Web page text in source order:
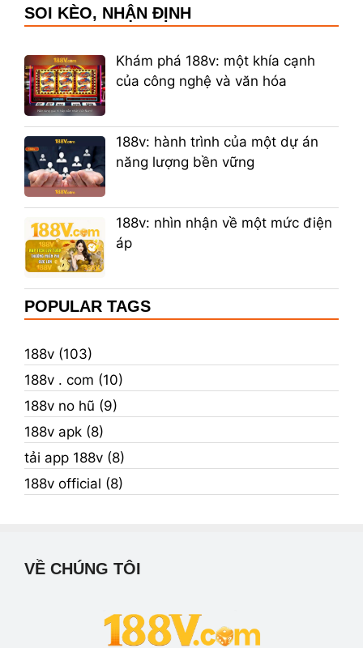
SOI KÈO, NHẬN ĐỊNH
Khám phá 188v: một khía cạnh
của công nghệ và văn hóa
188v: hành trình của một dự án
năng lượng bền vững
188v: nhìn nhận về một mức điện
áp
POPULAR TAGS
188v (103)
188v . com (10)
188v no hũ (9)
188v apk (8)
tải app 188v (8)
188v official (8)
VỀ CHÚNG TÔI